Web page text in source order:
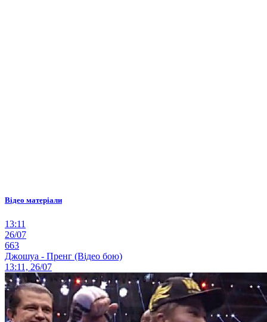
Відео матеріали
13:11
26/07
663
Джошуа - Пренг (Відео бою)
13:11, 26/07